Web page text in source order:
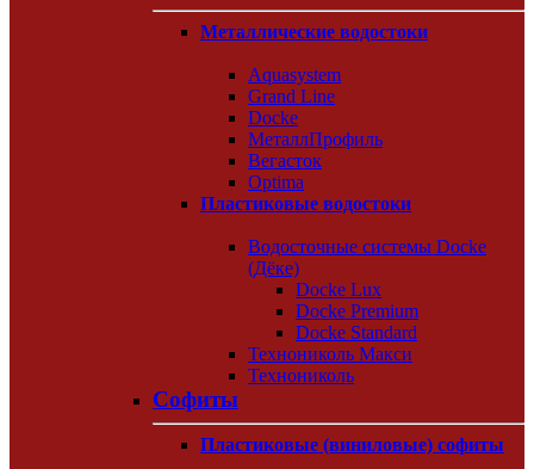
Металлические водостоки
Aquasystem
Grand Line
Docke
МеталлПрофиль
Вегасток
Optima
Пластиковые водостоки
Водосточные системы Docke
(Дёке)
Docke Lux
Docke Premium
Docke Standard
Технониколь Макси
Технониколь
Софиты
Пластиковые (виниловые) софиты